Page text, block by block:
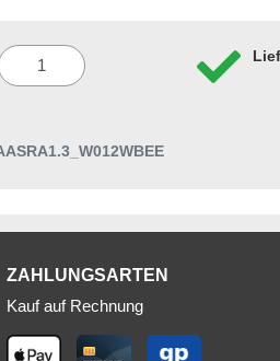
ZAHLUNGSARTEN
Kauf auf Rechnung